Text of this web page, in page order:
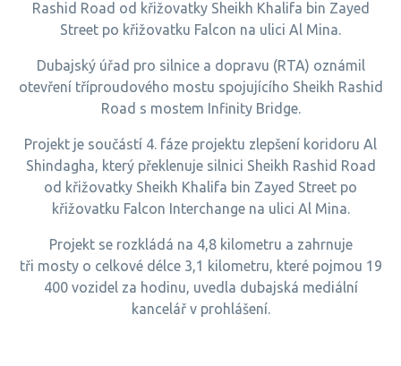
Rashid Road od křižovatky Sheikh Khalifa bin Zayed
Street po křižovatku Falcon na ulici Al Mina.
Dubajský úřad pro silnice a dopravu (RTA) oznámil
otevření tříproudového mostu spojujícího Sheikh Rashid
Road s mostem Infinity Bridge.
Projekt je součástí 4. fáze projektu zlepšení koridoru Al
Shindagha, který překlenuje silnici Sheikh Rashid Road
od křižovatky Sheikh Khalifa bin Zayed Street po
křižovatku Falcon Interchange na ulici Al Mina.
Projekt se rozkládá na 4,8 kilometru a zahrnuje
tři mosty o celkové délce 3,1 kilometru, které pojmou 19
400 vozidel za hodinu, uvedla dubajská mediální
kancelář v prohlášení.